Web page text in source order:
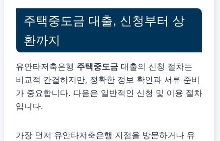
주택중도금 대출, 신청부터 상
환까지
유안타저축은행 주택중도금 대출의 신청 절차는
비교적 간결하지만, 정확한 정보 확인과 서류 준비
가 중요합니다. 다음은 일반적인 신청 및 이용 절차
입니다.
가장 먼저 유안타저축은행 지점을 방문하거나 유